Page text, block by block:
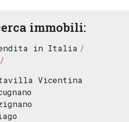
immobili:
in Italia
Vicentina